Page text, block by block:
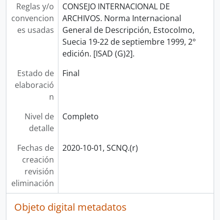
Reglas y/o
convencion
es usadas
CONSEJO INTERNACIONAL DE
ARCHIVOS. Norma Internacional
General de Descripción, Estocolmo,
Suecia 19-22 de septiembre 1999, 2°
edición. [ISAD (G)2].
Estado de
elaboració
n
Final
Nivel de
detalle
Completo
Fechas de
creación
revisión
eliminación
2020-10-01, SCNQ.(r)
Objeto digital metadatos